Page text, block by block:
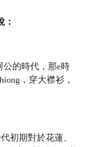
：
公的時代，那e時
，穿大襟衫，
初期對於花蓮、